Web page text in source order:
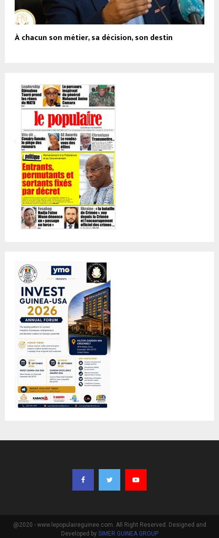
À chacun son métier, sa décision, son destin
@2020 - www.lepopulaireguinee.com. All Right Reserved. Designed and
Developed by SIMER GUINEA GROUP